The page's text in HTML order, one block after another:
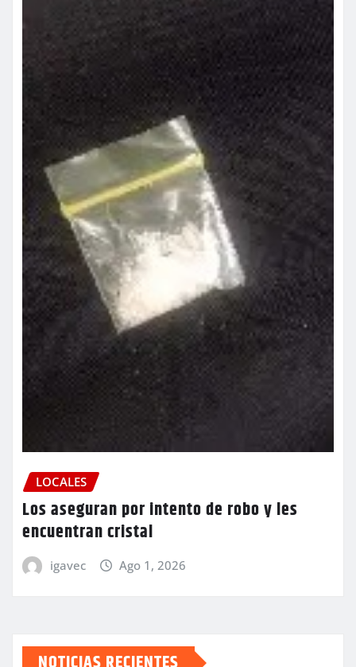
LOCALES
Los aseguran por intento de robo y les
encuentran cristal
igavec Ago 1, 2026